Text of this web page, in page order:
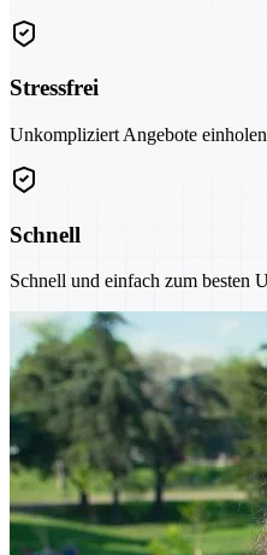
Stressfrei
Unkompliziert Angebote
Schnell
Schnell und einfach zum besten